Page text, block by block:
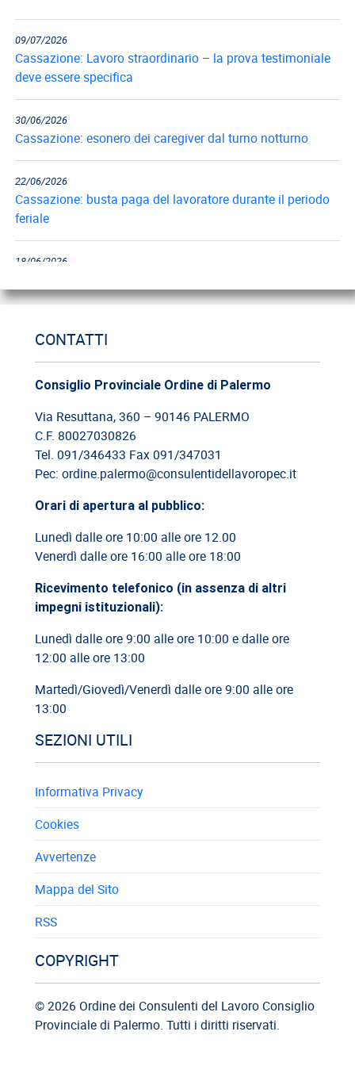
09/07/2026
Cassazione: Lavoro straordinario – la prova testimoniale
deve essere specifica
30/06/2026
Cassazione: esonero dei caregiver dal turno notturno
22/06/2026
Cassazione: busta paga del lavoratore durante il periodo
feriale
18/06/2026
Cassazione: estorsione e insicurezza sul posto di lavoro
09/06/2026
Cassazione: responsabilità del committente privato
08/06/2026
Cassazione: legittimità del licenziamento con email
03/06/2026
26/05/2026
Cassazione: rischi relativi alla informazione-formazione
CONTATTI
Consiglio Provinciale Ordine di Palermo
Via Resuttana, 360 – 90146 PALERMO
C.F. 80027030826
Tel. 091/346433 Fax 091/347031
Pec: ordine.palermo@consulentidellavoropec.it
Orari di apertura al pubblico:
Lunedì dalle ore 10:00 alle ore 12.00
Venerdì dalle ore 16:00 alle ore 18:00
Ricevimento telefonico (in assenza di altri
impegni istituzionali):
Lunedì dalle ore 9:00 alle ore 10:00 e dalle ore
12:00 alle ore 13:00
Martedì/Giovedì/Venerdì dalle ore 9:00 alle ore
13:00
SEZIONI UTILI
Informativa Privacy
Cookies
Avvertenze
Mappa del Sito
RSS
COPYRIGHT
© 2026 Ordine dei Consulenti del Lavoro Consiglio
Provinciale di Palermo. Tutti i diritti riservati.